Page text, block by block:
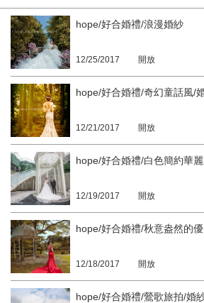
hope/好合婚禮/浪漫婚紗
12/25/2017 開放
hope/好合婚禮/奇幻童話風/
12/21/2017 開放
hope/好合婚禮/白色簡約華
12/19/2017 開放
hope/好合婚禮/秋意盎然的
12/18/2017 開放
hope/好合婚禮/鶯歌旅拍/婚